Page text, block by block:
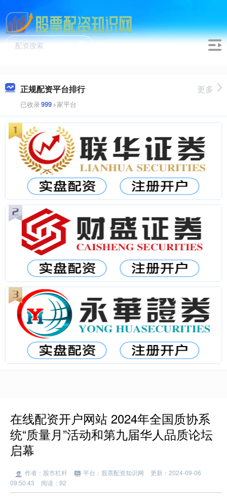
正规配资平台排行
已收录999+家平台
更多
在线配资开户网站 2024年全国质协系
统“质量月”活动和第九届华人品质论坛
启幕
作者：股市杠杆 平台：股票配资知识网
更新：2024-09-06
09:50:43
阅读：92